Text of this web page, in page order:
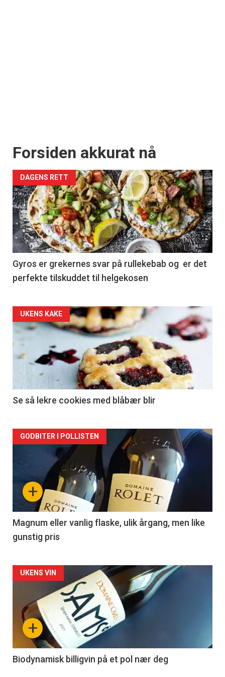
Forsiden akkurat nå
DAGENS RETT
Gyros er grekernes svar på rullekebab og er det
perfekte tilskuddet til helgekosen
Forsiden
akkurat
nå
2
UKENS KAKE
Se så lekre cookies med blåbær blir
Forsiden
akkurat
nå
3
+
GODBITER I POLLISTEN
Magnum eller vanlig flaske, ulik årgang, men like
gunstig pris
Forsiden
akkurat
nå
4
+
UKENS VIN
Biodynamisk billigvin på et pol nær deg